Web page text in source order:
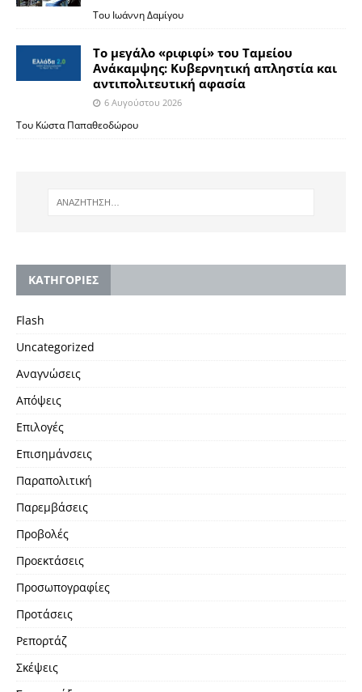
Του Ιωάννη Δαμίγου
Το μεγάλο «ριφιφί» του Ταμείου
Ανάκαμψης: Κυβερνητική απληστία και
αντιπολιτευτική αφασία
6 Αυγούστου 2026
Του Κώστα Παπαθεοδώρου
KΑΤΗΓΟΡΙΕΣ
Flash
Uncategorized
Αναγνώσεις
Απόψεις
Επιλογές
Επισημάνσεις
Παραπολιτική
Παρεμβάσεις
Προβολές
Προεκτάσεις
Προσωπογραφίες
Προτάσεις
Ρεπορτάζ
Σκέψεις